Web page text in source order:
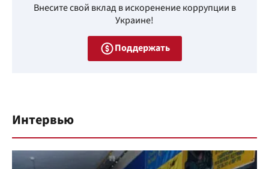
Внесите свой вклад в искоренение коррупции в
Украине!
Поддержать
Интервью